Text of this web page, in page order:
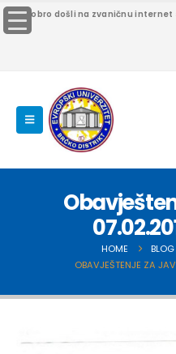
Dobro došli na zvaničnu internet
HOME BLOG
OBAVJEŠTENJE ZA